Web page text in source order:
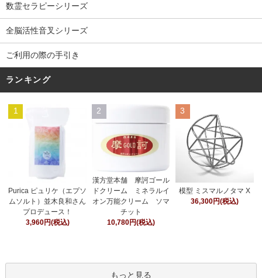
数霊セラピーシリーズ
全脳活性音叉シリーズ
ご利用の際の手引き
ランキング
1
Purica ピュリケ（エプソ
ムソルト）並木良和さん
プロデュース！
3,960円(税込)
2
漢方堂本舗 摩訶ゴール
ドクリーム ミネラルイ
オン万能クリーム ソマ
チット
10,780円(税込)
3
模型 ミスマルノタマ X
36,300円(税込)
もっと見る